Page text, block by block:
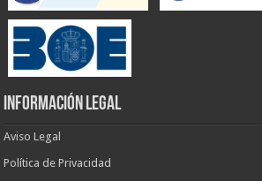
INFORMACIÓN LEGAL
Aviso Legal
Política de Privacidad